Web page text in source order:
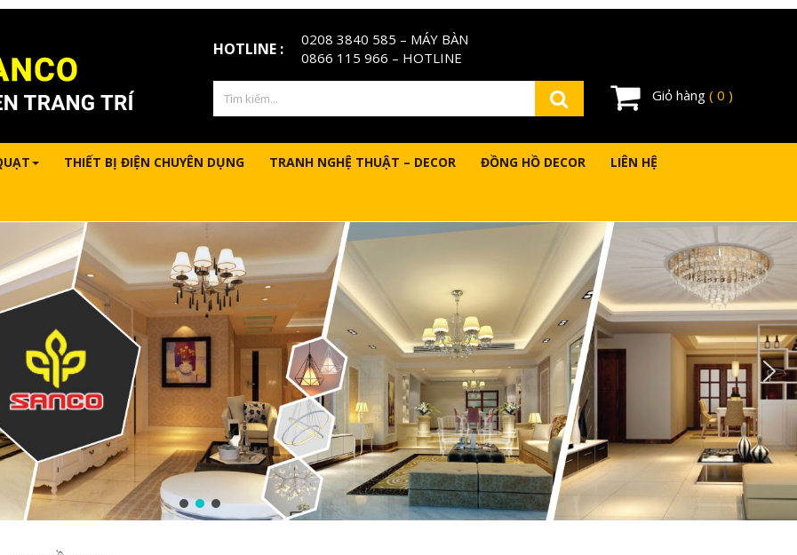
HOTLINE : 0208 3840 585 – MÁY BÀN
0866 115 966 – HOTLINE
Giỏ hàng ( 0 )
THIẾT BỊ ĐIỆN CHUYÊN DỤNG TRANH NGHỆ THUẬT – DECOR ĐỒNG HỒ DECOR LIÊN HỆ